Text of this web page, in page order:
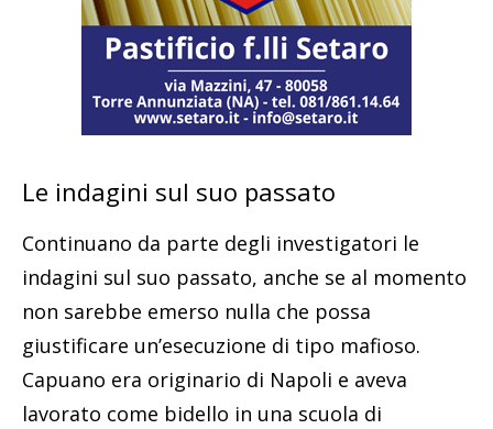
Le indagini sul suo passato
Continuano da parte degli investigatori le
indagini sul suo passato, anche se al momento
non sarebbe emerso nulla che possa
giustificare un’esecuzione di tipo mafioso.
Capuano era originario di Napoli e aveva
lavorato come bidello in una scuola di